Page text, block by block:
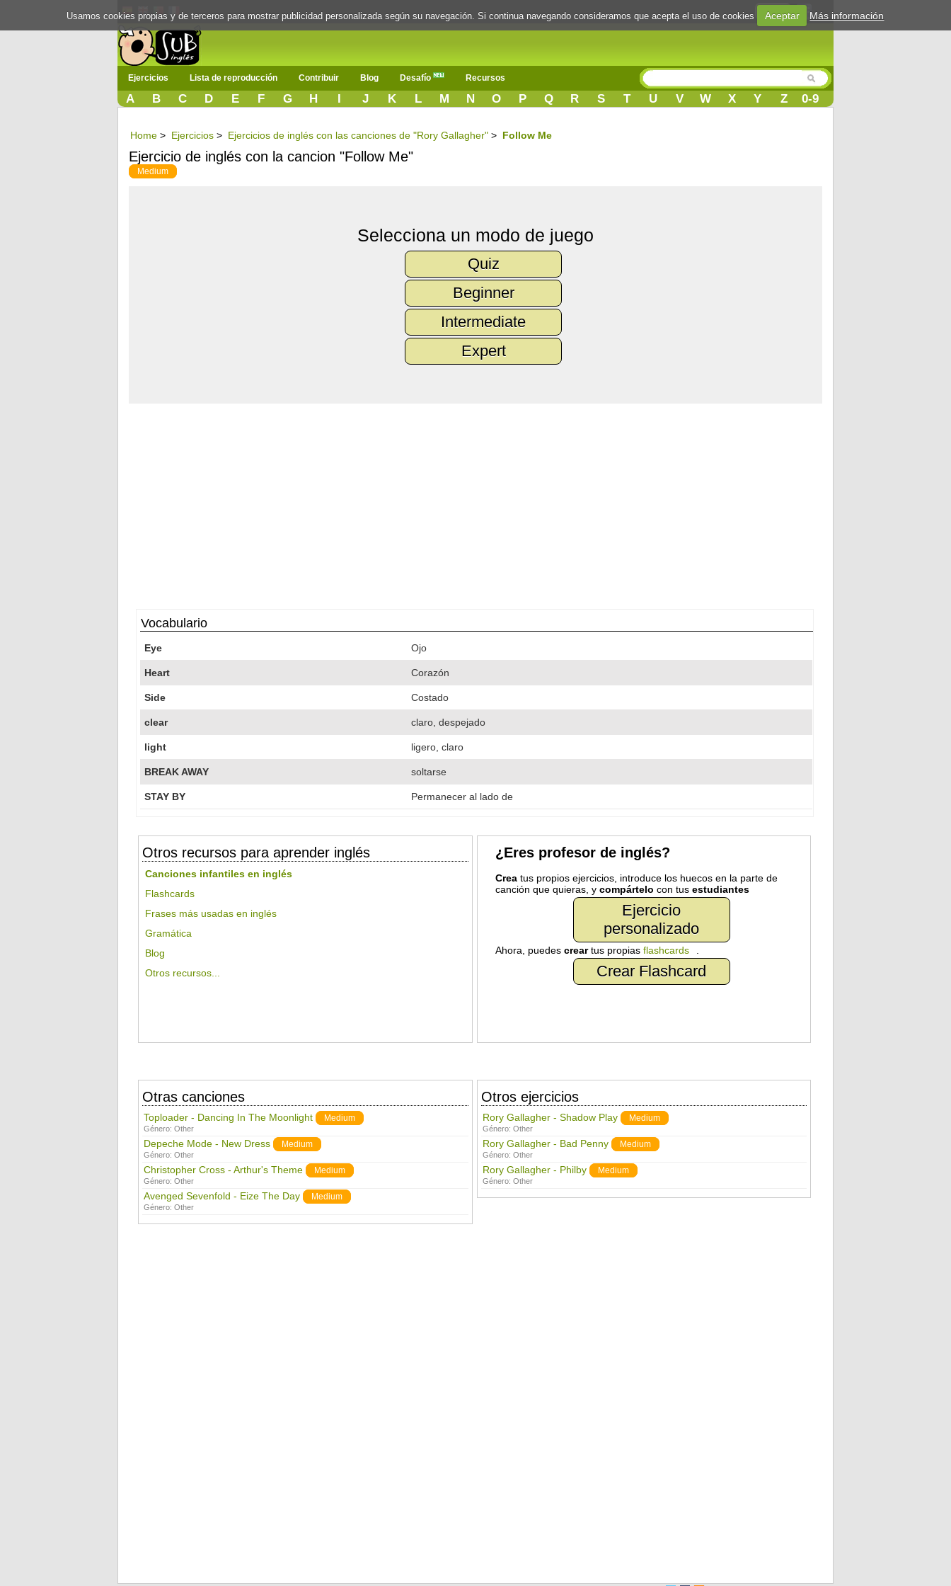
Login
Ejercicios Lista de reproducción Contribuir Blog Desafío Recursos
A B C D E F G H I J K L M N O P Q R S T U V W X Y Z 0-9
Home > Ejercicios > Ejercicios de inglés con las canciones de "Rory Gallagher" > Follow Me
Ejercicio de inglés con la cancion "Follow Me"
Medium
Selecciona un modo de juego
Quiz
Beginner
Intermediate
Expert
Vocabulario
Eye Ojo
Heart Corazón
Side Costado
clear claro, despejado
light ligero, claro
BREAK AWAY soltarse
STAY BY Permanecer al lado de
Otros recursos para aprender inglés
Canciones infantiles en inglés
Flashcards
Frases más usadas en inglés
Gramática
Blog
Otros recursos...
¿Eres profesor de inglés?
Creatus propios ejercicios, introduce los huecos en la parte de
canción que quieras, y compártelo con tus estudiantes
Ejercicio
personalizado
Ahora, puedes creartus propias flashcards
Crear Flashcard
Otras canciones
Toploader - Dancing In The Moonlight Medium
Género: Other
Depeche Mode - New Dress Medium
Género: Other
Christopher Cross - Arthur's Theme Medium
Género: Other
Avenged Sevenfold - Eize The Day Medium
Género: Other
Otros ejercicios
Rory Gallagher - Shadow Play Medium
Género: Other
Rory Gallagher - Bad Penny Medium
Género: Other
Rory Gallagher - Philby Medium
Género: Other
Usamos cookies propias y de terceros para mostrar publicidad personalizada según su navegación. Si continua navegando consideramos que acepta el uso de cookies Aceptar Más información